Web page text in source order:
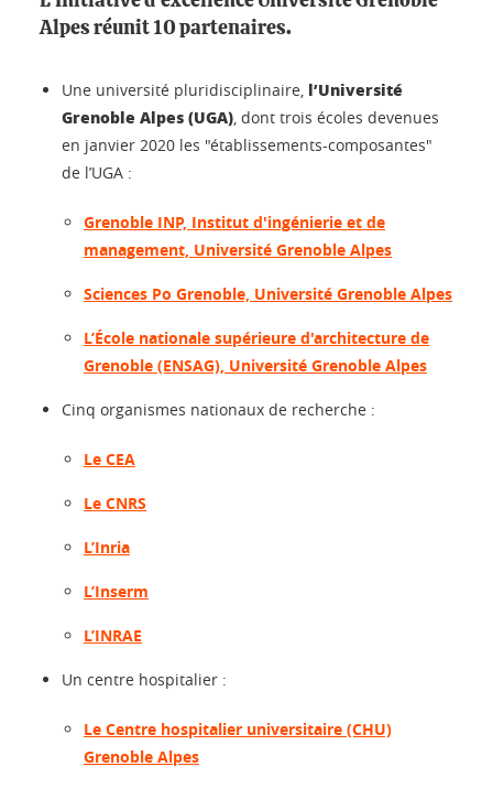
Alpes réunit 10 partenaires.
Une université pluridisciplinaire, l’Université
Grenoble Alpes (UGA), dont trois écoles devenues
en janvier 2020 les "établissements-composantes"
de l’UGA :
Grenoble INP, Institut d'ingénierie et de
management, Université Grenoble Alpes
Sciences Po Grenoble, Université Grenoble Alpes
L’École nationale supérieure d'architecture de
Grenoble (ENSAG), Université Grenoble Alpes
Cinq organismes nationaux de recherche :
Le CEA
Le CNRS
L’Inria
L’Inserm
L’INRAE
Un centre hospitalier :
Le Centre hospitalier universitaire (CHU)
Grenoble Alpes